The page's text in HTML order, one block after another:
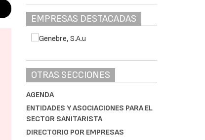
EMPRESAS DESTACADAS
OTRAS SECCIONES
AGENDA
ENTIDADES Y ASOCIACIONES PARA EL
SECTOR SANITARISTA
DIRECTORIO POR EMPRESAS